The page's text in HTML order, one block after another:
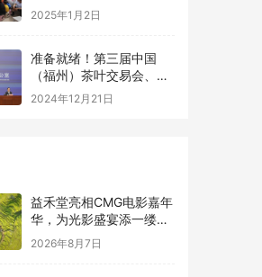
2025年1月2日
准备就绪！第三届中国
（福州）茶叶交易会、第
四届福州茉莉花茶文化节
即将启幕！
2024年12月21日
益禾堂亮相CMG电影嘉年
华，为光影盛宴添一缕清
甜
2026年8月7日